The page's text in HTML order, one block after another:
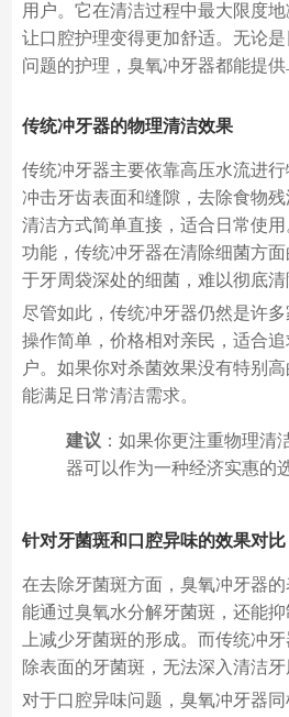
用户。它在清洁过程中最大限度地
让口腔护理变得更加舒适。无论
问题的护理，臭氧冲牙器都能提供
传统冲牙器的物理清洁效果
传统冲牙器主要依靠高压水流进
冲击牙齿表面和缝隙，去除食物
清洁方式简单直接，适合日常使
功能，传统冲牙器在清除细菌方
于牙周袋深处的细菌，难以彻底清
尽管如此，传统冲牙器仍然是许
操作简单，价格相对亲民，适合
户。如果你对杀菌效果没有特别
能满足日常清洁需求。
建议 ：如果你更注重物理清
器可以作为一种经济实惠的
针对牙菌斑和口腔异味的效果对比
在去除牙菌斑方面，臭氧冲牙器
能通过臭氧水分解牙菌斑，还能
上减少牙菌斑的形成。而传统冲
除表面的牙菌斑，无法深入清洁牙
对于口腔异味问题，臭氧冲牙器